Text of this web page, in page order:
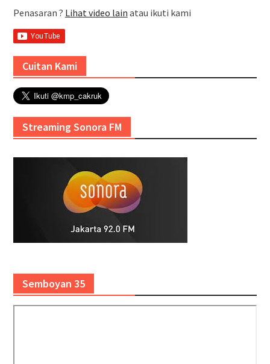
Penasaran ? Lihat video lain atau ikuti kami
Cuitan Kami
Streaming Sonora FM
Semboyan 35